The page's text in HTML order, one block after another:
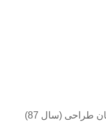
این وبسایت با لی‌آوت خلاقانه خود در زمان طراحی (سال 87)